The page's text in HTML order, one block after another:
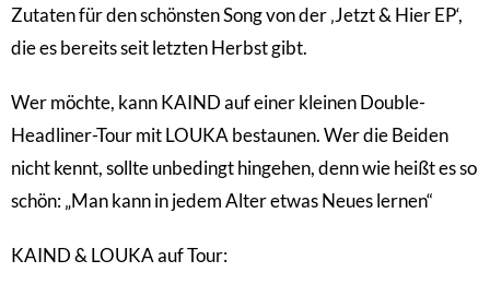
Zutaten für den schönsten Song von der ‚Jetzt & Hier EP‘,
die es bereits seit letzten Herbst gibt.
Wer möchte, kann KAIND auf einer kleinen Double-
Headliner-Tour mit LOUKA bestaunen. Wer die Beiden
nicht kennt, sollte unbedingt hingehen, denn wie heißt es so
schön: „Man kann in jedem Alter etwas Neues lernen“
KAIND & LOUKA auf Tour: